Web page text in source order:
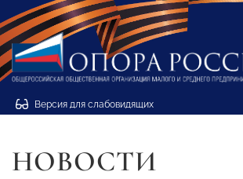
Версия для слабовидящих
НОВОСТИ